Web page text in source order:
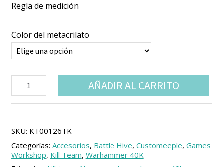
Regla de medición
Color del metacrilato
compatible
con
cantidad
AÑADIR AL CARRITO
SKU: KT00126TK
Categorías: Accesorios, Battle Hive, Customeeple, Games
Workshop, Kill Team, Warhammer 40K